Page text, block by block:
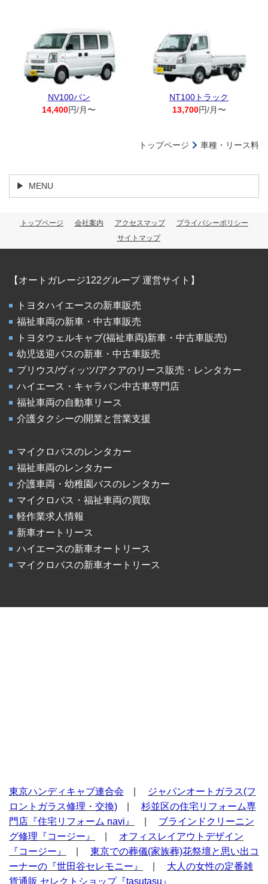
NV100バン
14,400円/月〜
NT100トラック
13,700円/月〜
トップページ 車種・リース料
MENU
トップページ 会社案内 アクセスマップ
プライバシーポリシー
サイトマップ
【オートガレージ122グループ 運営サイト】
トヨタハイエースの新車販売
福祉車両の新車・中古車販売
トヨタウェルキャブ(福祉車両)新車・中古車販売)
幼児送迎バスの新車・中古車販売
プリウス/ヴィッツ/アクアのリース販売・レンタカー
ハイエース・キャラバン中古車専門店
福祉車両の自動車リース
介護タクシーの開業と営業支援
マイクロバスのレンタカー
福祉車両のレンタカー
介護車両・幼稚園バスのレンタカー
マイクロバス・福祉車両の買取
軽作業求人情報
新車オートリース
ハイエースの新車オートリース
マイクロバスの新車オートリース
東京ハンディキャブ連合会
ジャパンオートガラス(フ
ロントガラス修理・交換)
杉並区の住宅リフォーム専
門店『住宅リフォーム navi』
ブラインドクリーニン
グ修理『コージー』
オフィスレイアウトデザイン
『コージー』
東京での葬儀(家族葬)花祭壇と思い出コ
ーナーの『世田谷セレモニー』
大人の女性の定番雑
貨通販 セレクトショップ『tasutasu』